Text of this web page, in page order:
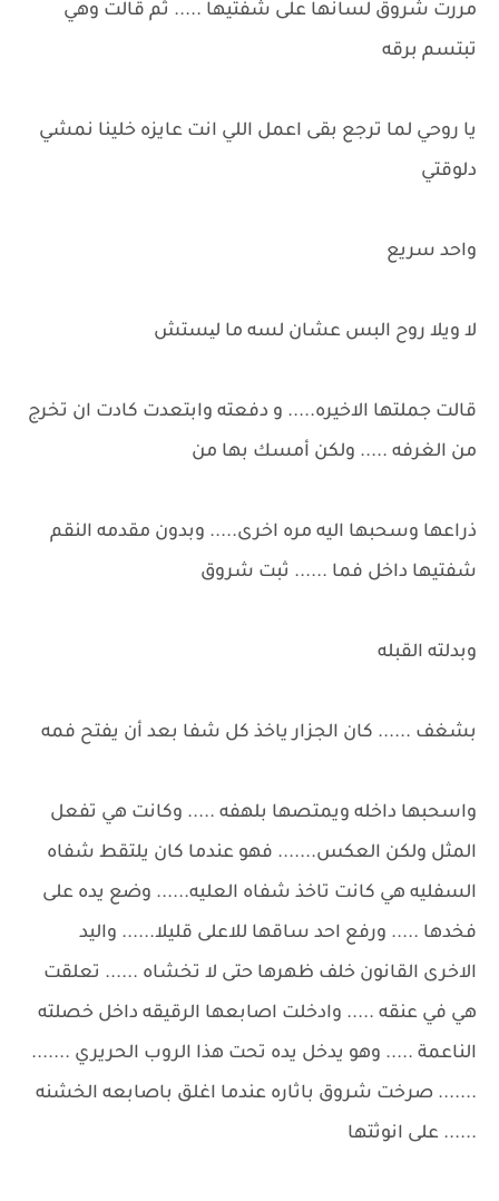
مررت شروق لسانها على شفتيها ..... ثم قالت وهي
تبتسم برقه
يا روحي لما ترجع بقى اعمل اللي انت عايزه خلينا نمشي
دلوقتي
واحد سريع
لا ويلا روح البس عشان لسه ما لیستش
قالت جملتها الاخيره..... و دفعته وابتعدت كادت ان تخرج
من الغرفه ..... ولكن أمسك بها من
ذراعها وسحبها اليه مره اخرى..... وبدون مقدمه النقم
شفتيها داخل فما ...... ثبت شروق
وبدلته القبله
بشغف ...... كان الجزار ياخذ كل شفا بعد أن يفتح فمه
واسحبها داخله ويمتصها بلهفه ..... وكانت هي تفعل
المثل ولكن العكس....... فهو عندما كان يلتقط شفاه
السفليه هي كانت تاخذ شفاه العليه...... وضع يده على
فخدها ..... ورفع احد ساقها للاعلى قليلا...... واليد
الاخرى القانون خلف ظهرها حتى لا تخشاه ...... تعلقت
هي في عنقه ..... وادخلت اصابعها الرقيقه داخل خصلته
الناعمة ..... وهو يدخل يده تحت هذا الروب الحريري .......
....... صرخت شروق باثاره عندما اغلق باصابعه الخشنه
...... على انوثتها